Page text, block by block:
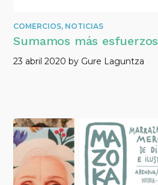
COMERCIOS, NOTICIAS
Sumamos más esfuerzos
23 abril 2020 by Gure Laguntza